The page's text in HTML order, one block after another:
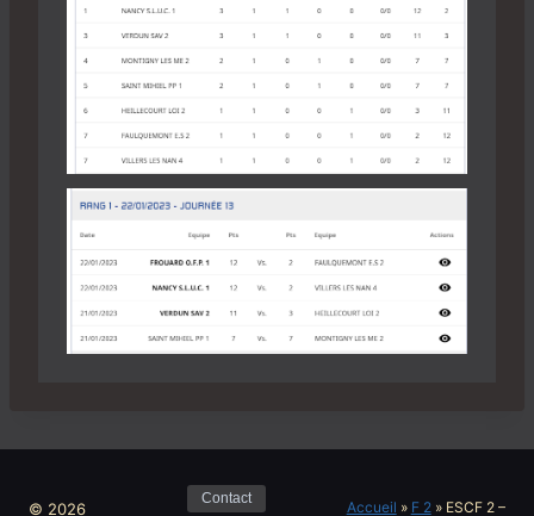
© 2026
Contact
Accueil » F 2 »ESCF 2 –